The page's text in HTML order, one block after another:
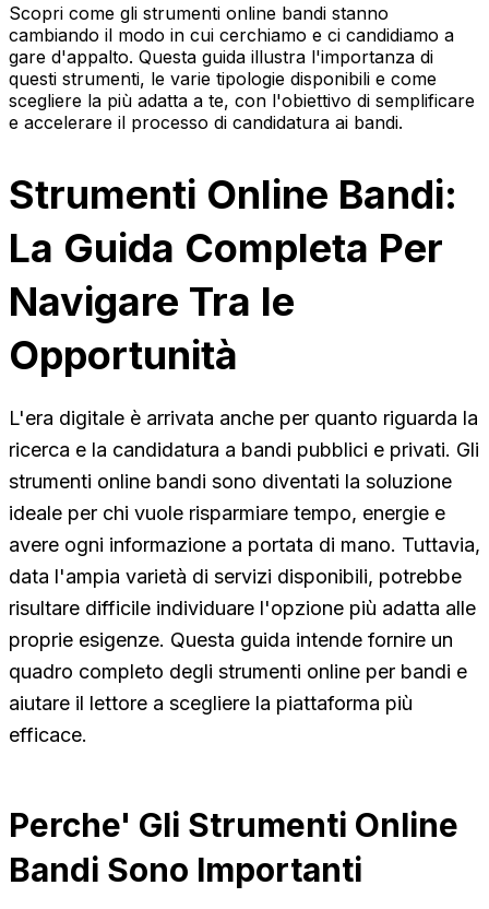
Scopri come gli strumenti online bandi stanno
cambiando il modo in cui cerchiamo e ci candidiamo a
gare d'appalto. Questa guida illustra l'importanza di
questi strumenti, le varie tipologie disponibili e come
scegliere la più adatta a te, con l'obiettivo di semplificare
e accelerare il processo di candidatura ai bandi.
Strumenti Online Bandi:
La Guida Completa Per
Navigare Tra le
Opportunità
L'era digitale è arrivata anche per quanto riguarda la
ricerca e la candidatura a bandi pubblici e privati. Gli
strumenti online bandi sono diventati la soluzione
ideale per chi vuole risparmiare tempo, energie e
avere ogni informazione a portata di mano. Tuttavia,
data l'ampia varietà di servizi disponibili, potrebbe
risultare difficile individuare l'opzione più adatta alle
proprie esigenze. Questa guida intende fornire un
quadro completo degli strumenti online per bandi e
aiutare il lettore a scegliere la piattaforma più
efficace.
Perche' Gli Strumenti Online
Bandi Sono Importanti